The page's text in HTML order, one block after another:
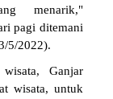
menarik,"
pagi ditemani
5/2022).
Ganjar
wisata, untuk